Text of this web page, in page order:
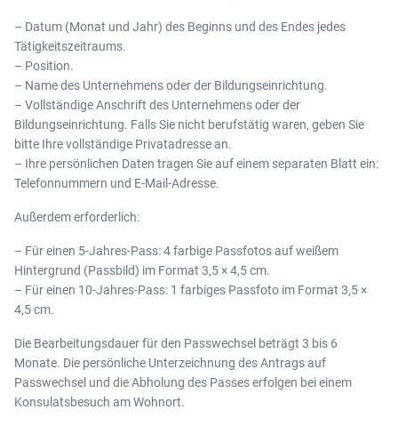
– Datum (Monat und Jahr) des Beginns und des Endes jedes
Tätigkeitszeitraums.
– Position.
– Name des Unternehmens oder der Bildungseinrichtung.
– Vollständige Anschrift des Unternehmens oder der
Bildungseinrichtung. Falls Sie nicht berufstätig waren, geben Sie
bitte Ihre vollständige Privatadresse an.
– Ihre persönlichen Daten tragen Sie auf einem separaten Blatt ein:
Telefonnummern und E-Mail-Adresse.
Außerdem erforderlich:
– Für einen 5-Jahres-Pass: 4 farbige Passfotos auf weißem
Hintergrund (Passbild) im Format 3,5 × 4,5 cm.
– Für einen 10-Jahres-Pass: 1 farbiges Passfoto im Format 3,5 ×
4,5 cm.
Die Bearbeitungsdauer für den Passwechsel beträgt 3 bis 6
Monate. Die persönliche Unterzeichnung des Antrags auf
Passwechsel und die Abholung des Passes erfolgen bei einem
Konsulatsbesuch am Wohnort.